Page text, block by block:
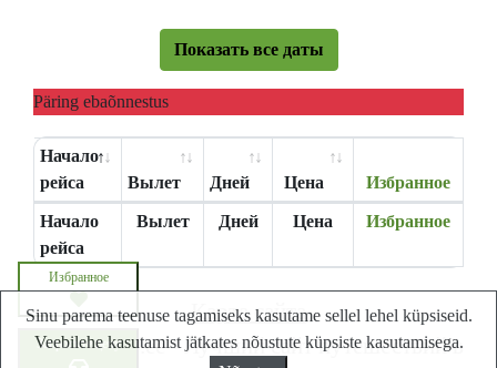
Показать все даты
Päring ebaõnnestus
Начало
рейса
Вылет Дней Цена Избранное
Начало
рейса
Вылет Дней Цена Избранное
Запросите цену
Избранное
Карта сайта
Lastminute.ee - Лучший сайт путешествий в
Sinu parema teenuse tagamiseks kasutame sellel lehel küpsiseid.
Veebilehe kasutamist jätkates nõustute küpsiste kasutamisega.